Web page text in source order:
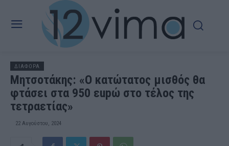
ΔΙΑΦΟΡΑ
Μητσοτάκης: «Ο κατώτατος μισθός θα
φτάσει στα 950 εupώ στο τέλος της
τετραετίας»
22 Αυγούστου, 2024